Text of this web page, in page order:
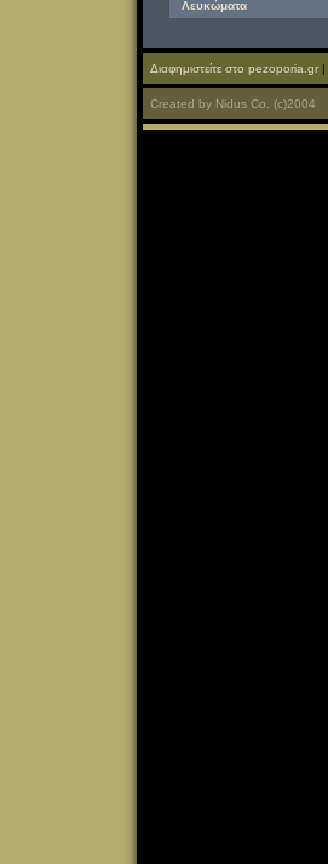
Λευκώματα
Διαφημιστείτε στο pezoporia.gr |
Created by Nidus Co. (c)2004